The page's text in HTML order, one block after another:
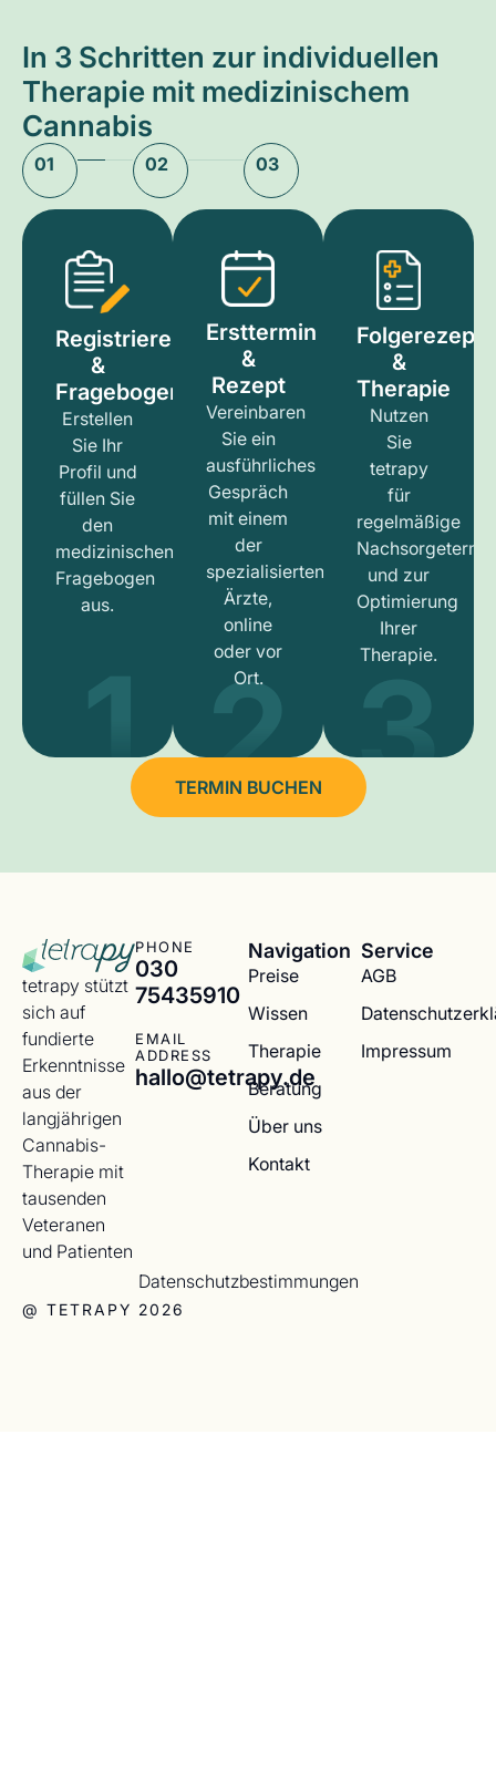
In 3 Schritten zur individuellen
Therapie mit medizinischem
Cannabis
01 02 03
Registrieren
&
Fragebogen
Erstellen
Sie Ihr
Profil und
füllen Sie
den
medizinischen
Fragebogen
aus.
1
Ersttermin
&
Rezept
Vereinbaren
Sie ein
ausführliches
Gespräch
mit einem
der
spezialisierten
Ärzte,
online
oder vor
Ort.
2
Folgerezept
&
Therapie
Nutzen
Sie
tetrapy
für
regelmäßige
und zur
Optimierung
Ihrer
Therapie.
3
TERMIN BUCHEN
tetrapy stützt
sich auf
fundierte
Erkenntnisse
aus der
langjährigen
Cannabis-
Therapie mit
tausenden
Veteranen
und Patienten
PHONE
030
75435910
EMAIL
ADDRESS
hallo@tetrapy.de
Navigation
Preise
Wissen
Therapie
Beratung
Über uns
Kontakt
Service
AGB
Impressum
@ TETRAPY 2026
Datenschutzbestimmungen